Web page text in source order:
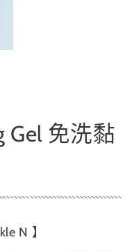
Gel 免洗黏
N 】